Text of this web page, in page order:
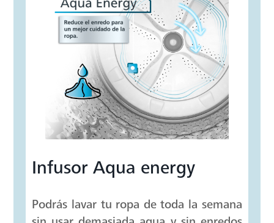
Protege tu ropa y salud al máximo.
Elimina el 99.9% de bacterias comunes
en la ropa. *Basados en pruebas de
laboratorio bajo el Protocolo NSF P172
con textiles de 50-100% algodón varía
por modelo y condiciones de uso.